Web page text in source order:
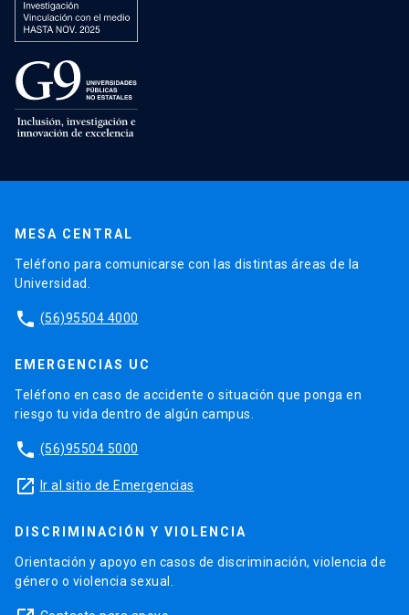
MESA CENTRAL
Teléfono para comunicarse con las distintas áreas de la
Universidad.
phone (56)95504 4000
EMERGENCIAS UC
Teléfono en caso de accidente o situación que ponga en
riesgo tu vida dentro de algún campus.
phone (56)95504 5000
launch Ir al sitio de Emergencias
DISCRIMINACIÓN Y VIOLENCIA
Orientación y apoyo en casos de discriminación, violencia de
género o violencia sexual.